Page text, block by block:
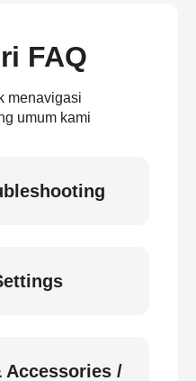
FAQ
menavigasi
umum kami
Accessories /